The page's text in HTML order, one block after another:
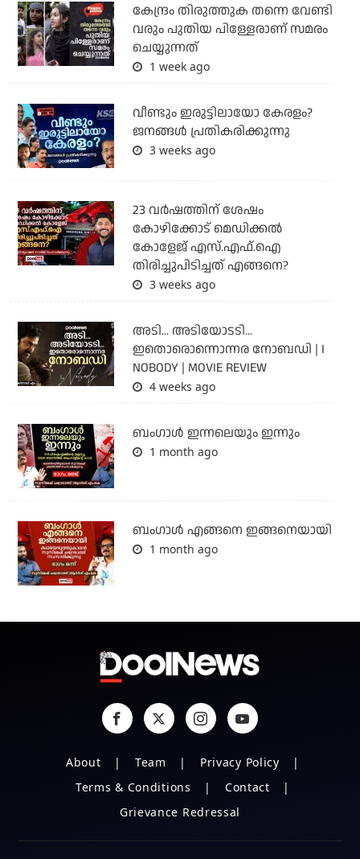
കേന്ദ്രം തിരുത്തുക തന്നെ വേണ്ടി
വരും പുതിയ പിള്ളേരാണ് സമരം
ചെയ്യുന്നത്
1 week ago
വീണ്ടും ഇരുട്ടിലായോ കേരളം?
ജനങ്ങൾ പ്രതികരിക്കുന്നു
3 weeks ago
23 വർഷത്തിന് ശേഷം
കോഴിക്കോട് മെഡിക്കൽ
കോളേജ് എസ്.എഫ്.ഐ
തിരിച്ചുപിടിച്ചത് എങ്ങനെ?
3 weeks ago
അടി... അടിയോടടി...
ഇതൊരൊന്നൊന്നര നോബഡി | I
NOBODY | MOVIE REVIEW
4 weeks ago
ബംഗാള്‍ ഇന്നലെയും ഇന്നും
1 month ago
ബം​ഗാൾ എങ്ങനെ ഇങ്ങനെയായി
1 month ago
About Team
Privacy Policy
Terms & Conditions
Contact
Grievance Redressal